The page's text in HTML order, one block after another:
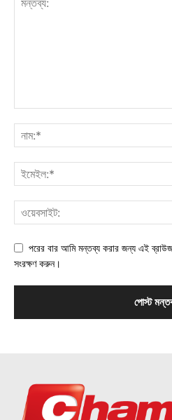
পরের বার আমি মন্তব্য করার জন্য এই
সংরক্ষণ করুন।